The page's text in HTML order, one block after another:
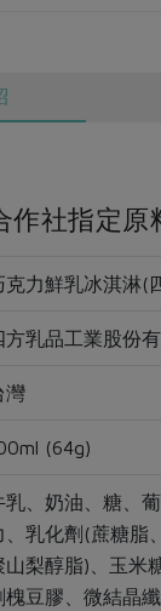
作社指定原
克力鮮乳冰淇淋(
方乳品工業股份
灣
(64g)
乳、奶油、糖、
、乳化劑(蔗糖脂
山梨醇脂)、玉米
槐豆膠、微結晶